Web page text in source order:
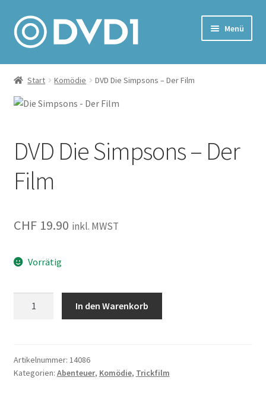
Zur
Navigation
springen
Zum
Inhalt
springen
Menü
Home
Versand & Lieferung
Start Komödie DVD Die Simpsons – Der Film
DVD Die Simpsons – Der
Film
CHF19.90 inkl. MWST
Vorrätig
Film
Menge
In den Warenkorb
Artikelnummer: 14086
Kategorien: Abenteuer, Komödie, Trickfilm